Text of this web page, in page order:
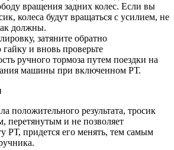
вращения задних колес. Если вы
колеса будут вращаться с усилием, не
должны.
затяните обратно
и вновь проверьте
ручного тормоза путем поездки на
машины при включенном РТ.
положительного результата, тросик
перетянутым и не позволяет
РТ, придется его менять, тем самым